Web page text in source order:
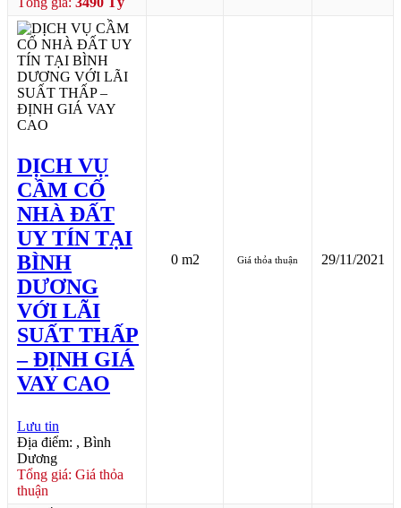
DỊCH VỤ
CẦM CỐ
NHÀ ĐẤT
UY TÍN TẠI
BÌNH
DƯƠNG
VỚI LÃI
SUẤT THẤP
– ĐỊNH GIÁ
VAY CAO
Lưu tin
Địa điểm: , Bình
Dương
Tổng giá: Giá thỏa
thuận
0 m2 Giá thỏa thuận 29/11/2021